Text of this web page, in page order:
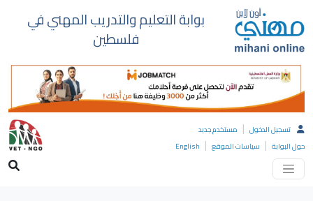
بوابة التعليم والتدريب المهني في
فلسطين
تسجيل الدخول | مستخدم جديد
حول البوابة | سياسات الموقع |
English